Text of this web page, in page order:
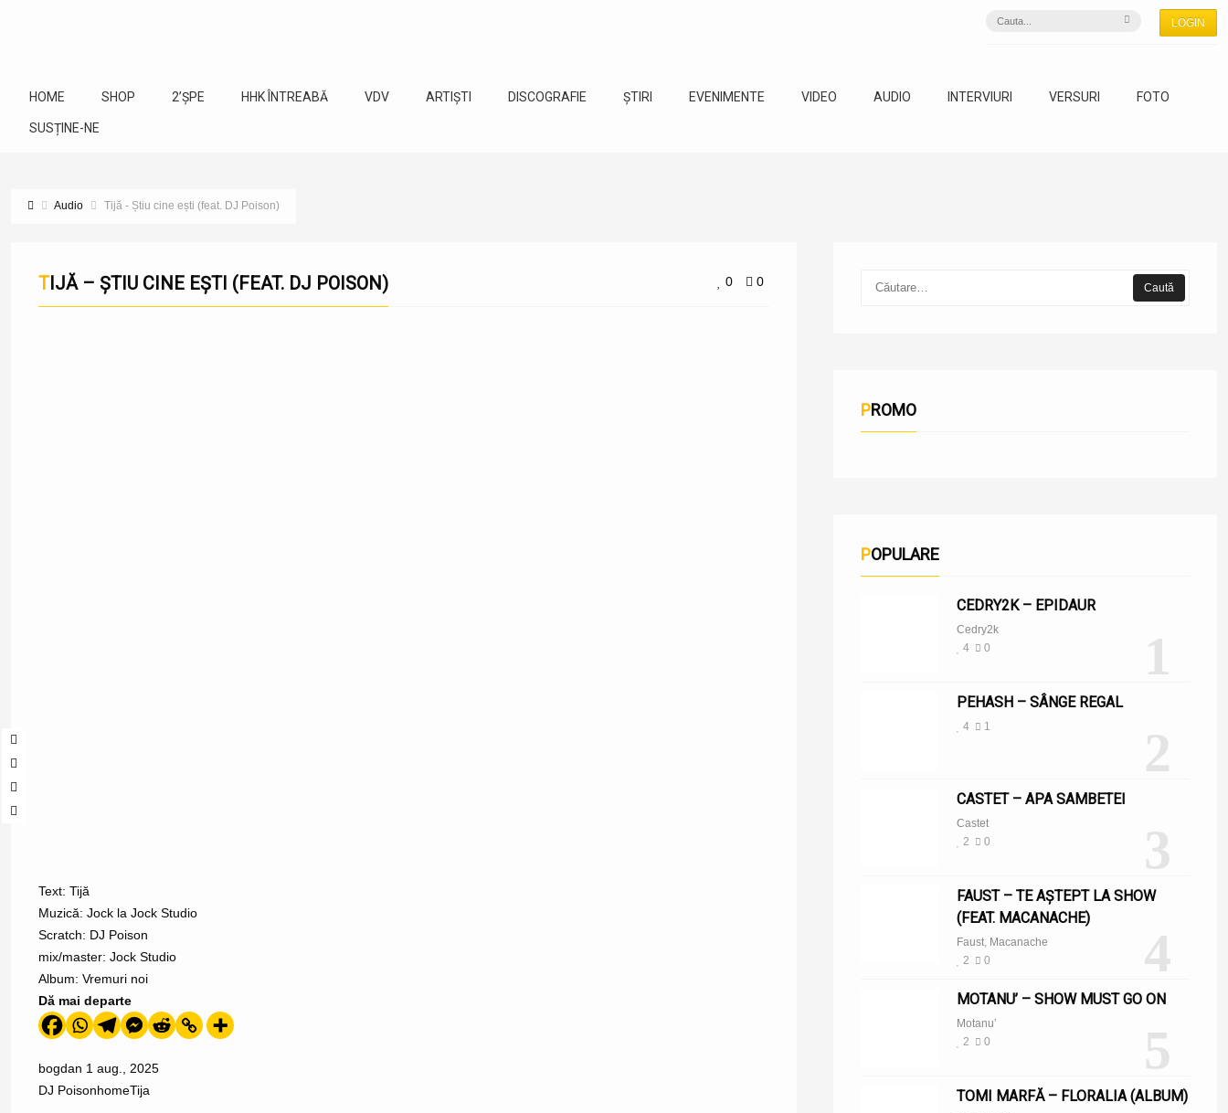
LOGIN
HOME SHOP 2’ȘPE HHK ÎNTREABĂ VDV ARTIȘTI DISCOGRAFIE ȘTIRI EVENIMENTE VIDEO AUDIO INTERVIURI VERSURI FOTO
SUSȚINE-NE
Audio Tijă - Știu cine ești (feat. DJ Poison)
0 0
TIJĂ – ȘTIU CINE EȘTI (FEAT. DJ POISON)
Text: Tijă
Muzică: Jock la Jock Studio
Scratch: DJ Poison
mix/master: Jock Studio
Album: Vremuri noi
Dă mai departe
bogdan 1 aug., 2025
DJ PoisonhomeTija
PROMO
POPULARE
1
CEDRY2K – EPIDAUR
Cedry2k
4
0
2
PEHASH – SÂNGE REGAL
4 1
3
CASTET – APA SAMBETEI
Castet
2
0
4
FAUST – TE AȘTEPT LA SHOW
(FEAT. MACANACHE)
Faust, Macanache
2
0
5
MOTANU’ – SHOW MUST GO ON
Motanu’
2
0
TOMI MARFĂ – FLORALIA (ALBUM)